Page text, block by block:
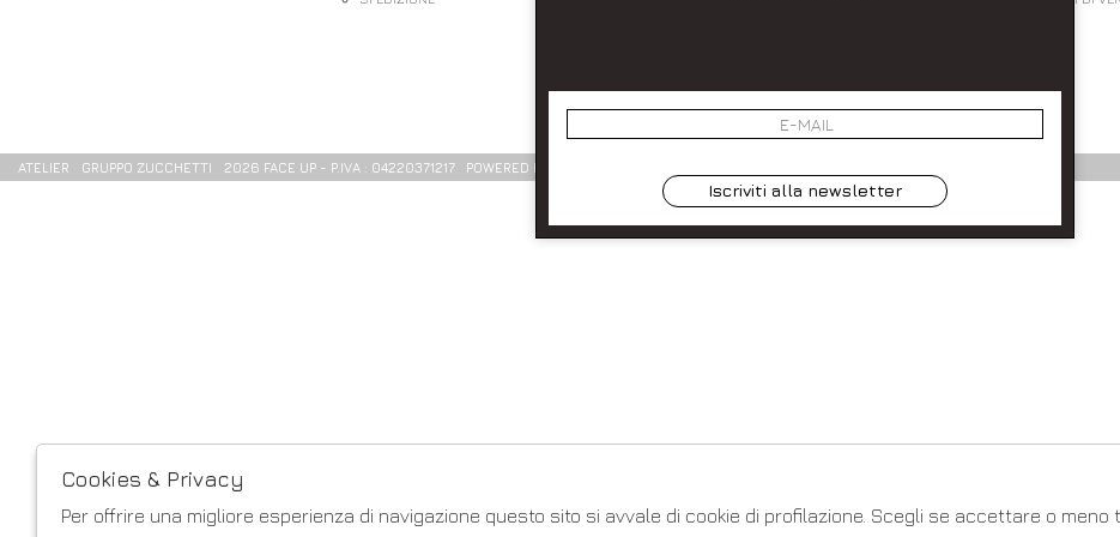
2026 FACE UP - P.IVA : 04220371217 POWERED BY
ATELIER GRUPPO ZUCCHETTI
Iscriviti alla newsletter
Cookies & Privacy
Per offrire una migliore esperienza di navigazione questo sito si avvale di cookie di profilazione. Scegli se accettare o